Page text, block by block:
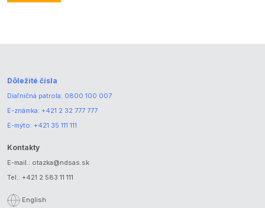
Dôležité čísla
Diaľničná patrola: 0800 100 007
E-známka: +421 2 32 777 777
E-mýto: +421 35 111 111
Kontakty
E-mail.: otazka@ndsas.sk
Tel.: +421 2 583 11 111
English